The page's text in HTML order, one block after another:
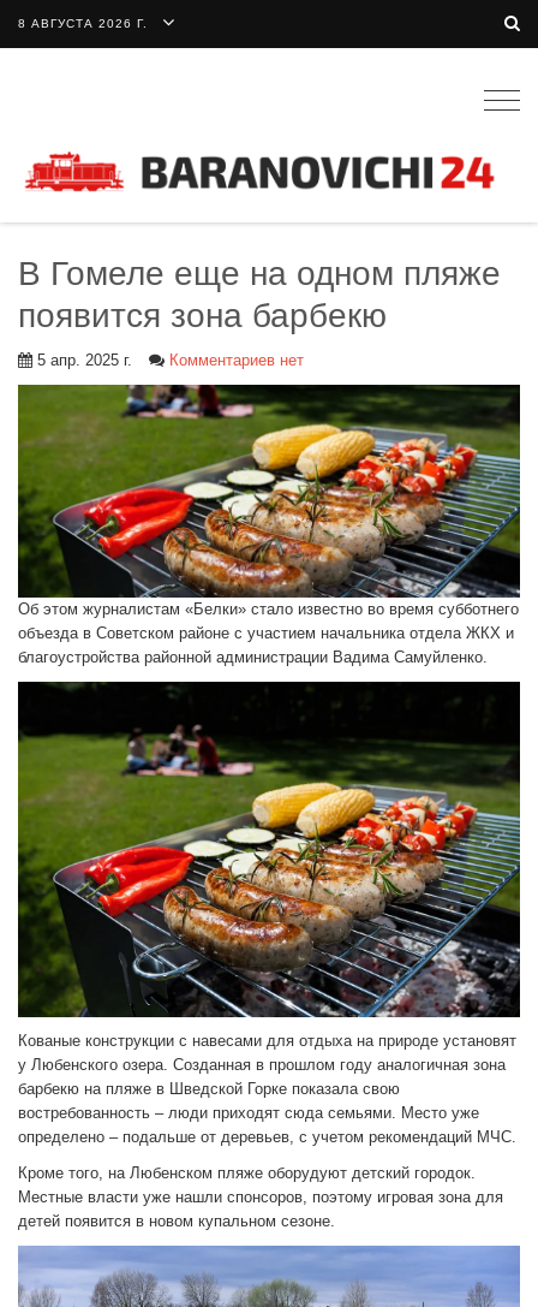
8 АВГУСТА 2026 Г.
В Гомеле еще на одном пляже
появится зона барбекю
5 апр. 2025 г. Комментариев нет
Об этом журналистам «Белки» стало известно во время субботнего
объезда в Советском районе с участием начальника отдела ЖКХ и
благоустройства районной администрации Вадима Самуйленко.
Кованые конструкции с навесами для отдыха на природе установят
у Любенского озера. Созданная в прошлом году аналогичная зона
барбекю на пляже в Шведской Горке показала свою
востребованность – люди приходят сюда семьями. Место уже
определено – подальше от деревьев, с учетом рекомендаций МЧС.
Кроме того, на Любенском пляже оборудуют детский городок.
Местные власти уже нашли спонсоров, поэтому игровая зона для
детей появится в новом купальном сезоне.